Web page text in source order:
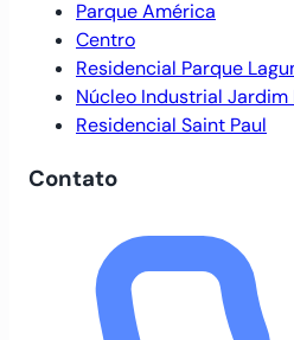
Parque América
Centro
Residencial Parque
Núcleo Industrial Jardim
Residencial Saint Paul
Contato